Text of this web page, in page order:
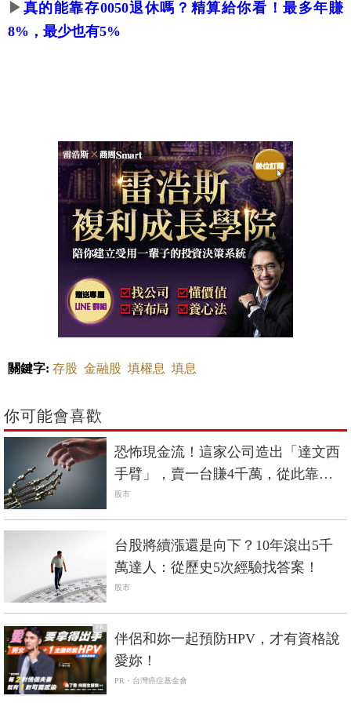
▶ 真的能靠存0050退休嗎？精算給你看！最多年賺
8%，最少也有5%
關鍵字: 存股 金融股 填權息 填息
你可能會喜歡
恐怖現金流！這家公司造出「達文西
手臂」，賣一台賺4千萬，從此靠耗
材賺不停...
股市
台股將續漲還是向下？10年滾出5千
萬達人：從歷史5次經驗找答案！
股市
PR
伴侶和妳一起預防HPV，才有資格說
愛妳！
PR・台灣癌症基金會